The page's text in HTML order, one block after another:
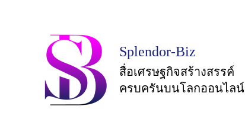
Splendor-Biz
สื่อเศรษฐกิจสร้างสรรค์
ครบครันบนโลกออนไลน์